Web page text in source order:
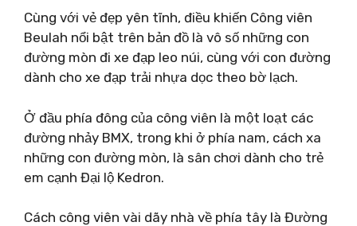
Cùng với vẻ đẹp yên tĩnh, điều khiến Công viên
Beulah nổi bật trên bản đồ là vô số những con
đường mòn đi xe đạp leo núi, cùng với con đường
dành cho xe đạp trải nhựa dọc theo bờ lạch.
Ở đầu phía đông của công viên là một loạt các
đường nhảy BMX, trong khi ở phía nam, cách xa
những con đường mòn, là sân chơi dành cho trẻ
em cạnh Đại lộ Kedron.
Cách công viên vài dãy nhà về phía tây là Đường